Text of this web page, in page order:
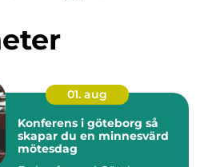
01. aug
Konferens i göteborg så
skapar du en minnesvärd
mötesdag